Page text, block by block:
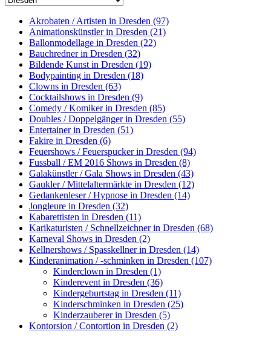
Akrobaten / Artisten in Dresden (97)
Animationskünstler in Dresden (21)
Ballonmodellage in Dresden (22)
Bauchredner in Dresden (32)
Bildende Kunst in Dresden (19)
Bodypainting in Dresden (18)
Clowns in Dresden (63)
Cocktailshows in Dresden (9)
Comedy / Komiker in Dresden (85)
Doubles / Doppelgänger in Dresden (55)
Entertainer in Dresden (51)
Fakire in Dresden (6)
Feuershows / Feuerspucker in Dresden (94)
Fussball / EM 2016 Shows in Dresden (8)
Galakünstler / Gala Shows in Dresden (43)
Gaukler / Mittelaltermärkte in Dresden (12)
Gedankenleser / Hypnose in Dresden (14)
Jongleure in Dresden (32)
Kabarettisten in Dresden (11)
Karikaturisten / Schnellzeichner in Dresden (68)
Karneval Shows in Dresden (2)
Kellnershows / Spasskellner in Dresden (14)
Kinderanimation / -schminken in Dresden (107)
Kinderclown in Dresden (1)
Kinderevent in Dresden (36)
Kindergeburtstag in Dresden (11)
Kinderschminken in Dresden (25)
Kinderzauberer in Dresden (5)
Kontorsion / Contortion in Dresden (2)